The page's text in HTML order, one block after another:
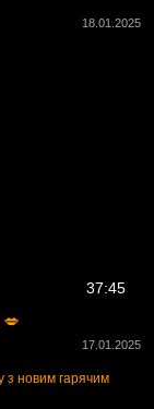
18.01.2025
37:45
17.01.2025